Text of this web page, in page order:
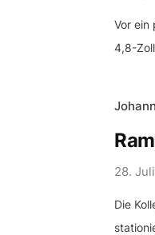
Vor ein
4,8-
28.
Die